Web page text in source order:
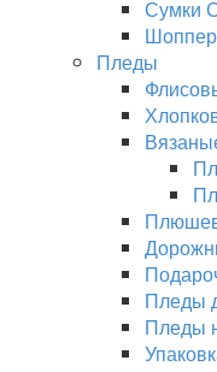
Сумки
Пледы
Пледы
Пледы